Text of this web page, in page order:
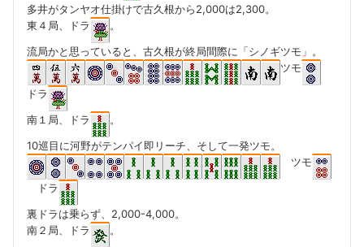
多井がタンヤオ仕掛けで古久根から2,000は2,300。
東４局、ドラ
。
流局かと思っていると、古久根が終局間際に「シノギツモ」。
ツモ
ドラ
南１局、ドラ
。
10巡目に河野がテンパイ即リーチ、そして一発ツモ。
ツモ
ドラ
裏ドラは乗らず、2,000-4,000。
南２局、ドラ
。